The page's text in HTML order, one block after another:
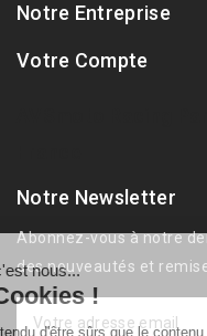
Notre Entreprise
Votre Compte
Notre Newsletter
Abonnez-vous à notre
des nouveautés et